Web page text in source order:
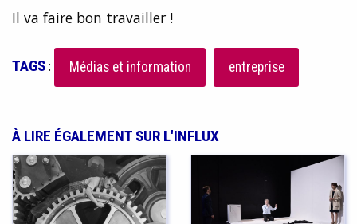
Il va faire bon travailler !
TAGS: Médias et information entreprise
À LIRE ÉGALEMENT SUR L'INFLUX